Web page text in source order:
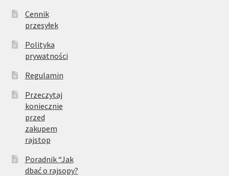
Cennik
przesyłek
Polityka
prywatności
Regulamin
Przeczytaj
koniecznie
przed
zakupem
rajstop
Poradnik “Jak
dbać o rajsopy?